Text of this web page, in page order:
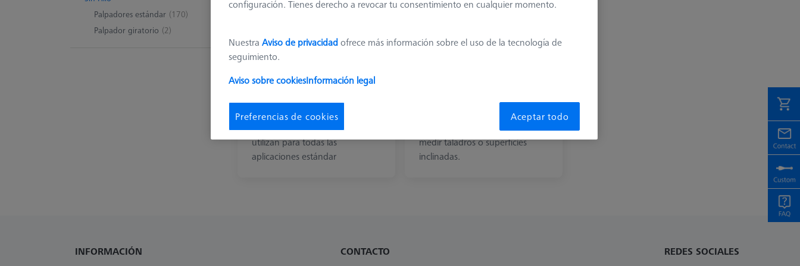
Palpadores estándar (170)
Palpador giratorio (2)
Los palpadores esféricos con
ejes rectos y escalonados se
utilizan para todas las
aplicaciones estándar
Las sondas de medición
giratorias pueden utilizarse para
medir taladros o superficies
inclinadas.
INFORMACIÓN CONTACTO REDES SOCIALES
configuración. Tienes derecho a revocar tu consentimiento en cualquier momento.
Nuestra Aviso de privacidadofrece más información sobre el uso de la tecnología de
seguimiento.
Aviso sobre cookiesInformación legal
Preferencias de cookies Aceptar todo